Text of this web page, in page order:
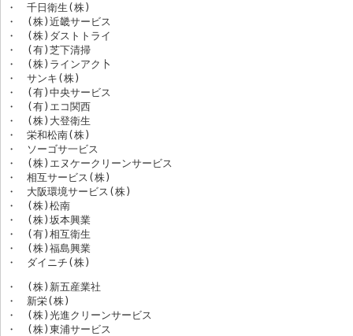
・　千日衛生(株)
・　(株)近畿サービス
・　(株)ダストトライ
・　(有)芝下清掃
・　(株)ラインアク卜
・　サンキ(株)
・　(有)中央サービス
・　(有)エコ関西
・　(株)大登衛生
・　栄和松南(株)
・　ソーゴサ一ビス
・　(株)エヌケークリーンサービス
・　相互サービス(株)
・　大阪環境サービス(株)
・　(株)松南
・　(株)坂本興業
・　(有)相互衛生
・　(株)福島興業
・　ダイニチ(株)
・　(株)新五産業社
・　新栄(株)
・　(株)光進クリーンサービス
・　(株)東浦サービス